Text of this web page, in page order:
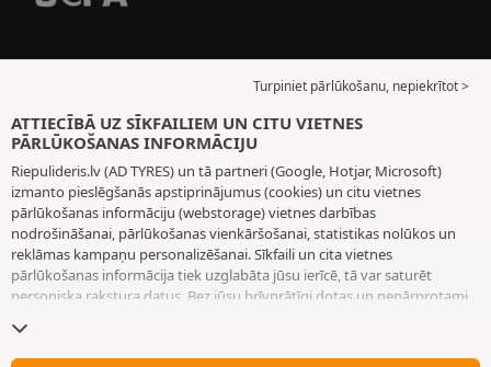
Turpiniet pārlūkošanu, nepiekrītot >
ATTIECĪBĀ UZ SĪKFAILIEM UN CITU VIETNES
PĀRLŪKOŠANAS INFORMĀCIJU
Riepulideris.lv (AD TYRES) un tā partneri (Google, Hotjar, Microsoft)
izmanto pieslēgšanās apstiprinājumus (cookies) un citu vietnes
pārlūkošanas informāciju (webstorage) vietnes darbības
nodrošināšanai, pārlūkošanas vienkāršošanai, statistikas nolūkos un
reklāmas kampaņu personalizēšanai. Sīkfaili un cita vietnes
pārlūkošanas informācija tiek uzglabāta jūsu ierīcē, tā var saturēt
personiska rakstura datus. Bez jūsu brīvprātīgi dotas un nepārprotami
pārlūkošanas informāciju, izņemot to, kas nepieciešama vietnes
darbības nodrošināšanai. Mēs saglabājam jūsu izvēli 6 mēnešus ilgu